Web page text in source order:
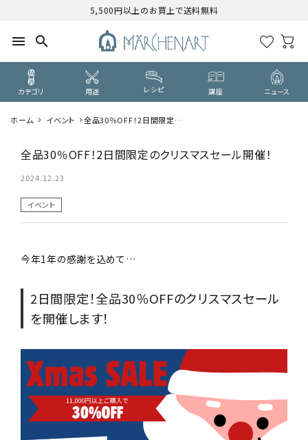
5,500円以上のお買上で送料無料
menu search
カテゴリ 用途 レシピ 講座 ニュース
search
CATEGORY
PURPOSE
WORKSHOP
NEWS
お知らせ
SHOP
店舗
CONTACT
お問い合わせ
ホーム イベント
全品30％OFF！2日間限定の
全品30％OFF！2日間限定のクリスマスセール開催！
2024.12.23
イベント
今年1年の感謝を込めて…
2日間限定！全品30％OFFのクリスマスセール
を開催します！